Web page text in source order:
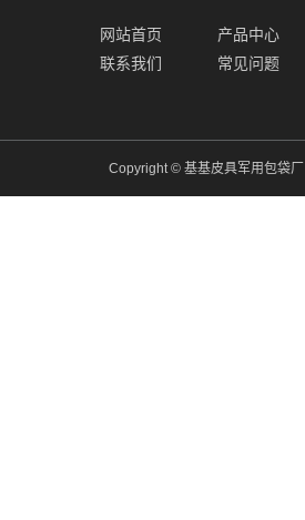
网站首页 产品中心
联系我们
常见问题
Copyright © 基基皮具军用包袋厂